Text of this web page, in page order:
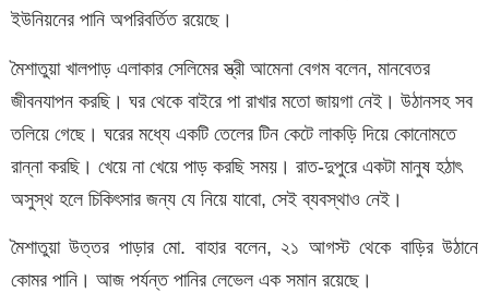
ইউনিয়নের পানি অপরিবর্তিত রয়েছে।
মৈশাতুয়া খালপাড় এলাকার সেলিমের স্ত্রী আমেনা বেগম বলেন, মানবেতর
জীবনযাপন করছি। ঘর থেকে বাইরে পা রাখার মতো জায়গা নেই। উঠানসহ সব
তলিয়ে গেছে। ঘরের মধ্যে একটি তেলের টিন কেটে লাকড়ি দিয়ে কোনোমতে
রান্না করছি। খেয়ে না খেয়ে পাড় করছি সময়। রাত-দুপুরে একটা মানুষ হঠাৎ
অসুস্থ হলে চিকিৎসার জন্য যে নিয়ে যাবো, সেই ব্যবস্থাও নেই।
মৈশাতুয়া উত্তর পাড়ার মো. বাহার বলেন, ২১ আগস্ট থেকে বাড়ির উঠানে
কোমর পানি। আজ পর্যন্ত পানির লেভেল এক সমান রয়েছে।